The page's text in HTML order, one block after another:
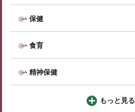
保健
食育
精神保健
もっと見る